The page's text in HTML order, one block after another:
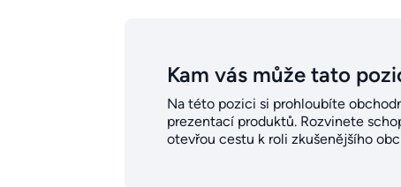
Kam vás může tato
Na této pozici si prohloubíte
prezentací produktů. Rozvinete
otevřou cestu k roli zkušenějšího